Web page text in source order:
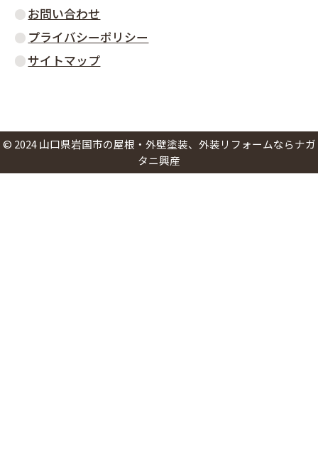
お問い合わせ
プライバシーポリシー
サイトマップ
© 2024 山口県岩国市の屋根・外壁塗装、外装リフォームならナガ
タニ興産